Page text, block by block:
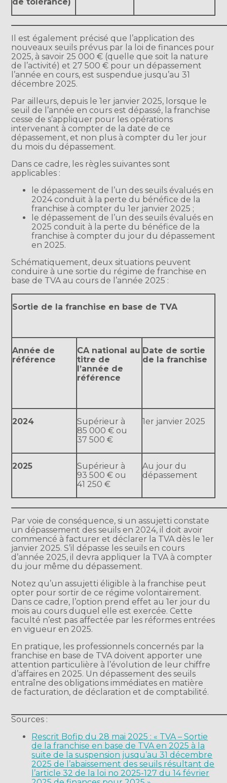
Il est également précisé que l’application des
nouveaux seuils prévus par la loi de finances pour
2025, à savoir 25 000 € (quelle que soit la nature
de l’activité) et 27 500 € pour un dépassement
l’année en cours, est suspendue jusqu’au 31
décembre 2025.
Par ailleurs, depuis le 1er janvier 2025, lorsque le
seuil de l’année en cours est dépassé, la franchise
cesse de s’appliquer pour les opérations
intervenant à compter de la date de ce
dépassement, et non plus à compter du 1er jour
du mois du dépassement.
Dans ce cadre, les règles suivantes sont
applicables :
le dépassement de l’un des seuils évalués en
2024 conduit à la perte du bénéfice de la
franchise à compter du 1er janvier 2025 ;
le dépassement de l’un des seuils évalués en
2025 conduit à la perte du bénéfice de la
franchise à compter du jour du dépassement
en 2025.
Schématiquement, deux situations peuvent
conduire à une sortie du régime de franchise en
base de TVA au cours de l’année 2025 :
Sortie de la franchise en base de TVA
Année de
référence
CA national au
titre de
l’année de
référence
Date de sortie
de la franchise
2024
Supérieur à
85 000 € ou
37 500 €
1er janvier 2025
2025
Supérieur à
93 500 € ou
41 250 €
Au jour du
dépassement
Par voie de conséquence, si un assujetti constate
un dépassement des seuils en 2024, il doit avoir
commencé à facturer et déclarer la TVA dès le 1er
janvier 2025. S’il dépasse les seuils en cours
d’année 2025, il devra appliquer la TVA à compter
du jour même du dépassement.
Notez qu’un assujetti éligible à la franchise peut
opter pour sortir de ce régime volontairement.
Dans ce cadre, l’option prend effet au 1er jour du
mois au cours duquel elle est exercée. Cette
faculté n’est pas affectée par les réformes entrées
en vigueur en 2025.
En pratique, les professionnels concernés par la
franchise en base de TVA doivent apporter une
attention particulière à l’évolution de leur chiffre
d’affaires en 2025. Un dépassement des seuils
entraîne des obligations immédiates en matière
de facturation, de déclaration et de comptabilité.
Sources :
Rescrit Bofip du 28 mai 2025 : « TVA – Sortie
de la franchise en base de TVA en 2025 à la
suite de la suspension jusqu’au 31 décembre
2025 de l’abaissement des seuils résultant de
l’article 32 de la loi no 2025-127 du 14 février